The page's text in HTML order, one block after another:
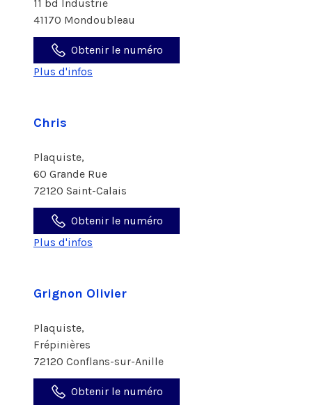
11 bd Industrie
41170 Mondoubleau
Obtenir le numéro
Plus d'infos
Chris
Plaquiste,
60 Grande Rue
72120 Saint-Calais
Obtenir le numéro
Plus d'infos
Grignon Olivier
Plaquiste,
Frépinières
72120 Conflans-sur-Anille
Obtenir le numéro